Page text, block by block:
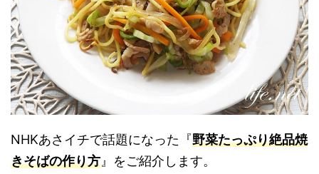
NHKあさイチで話題になった『野菜たっぷり絶品焼
きそばの作り方 』をご紹介します。